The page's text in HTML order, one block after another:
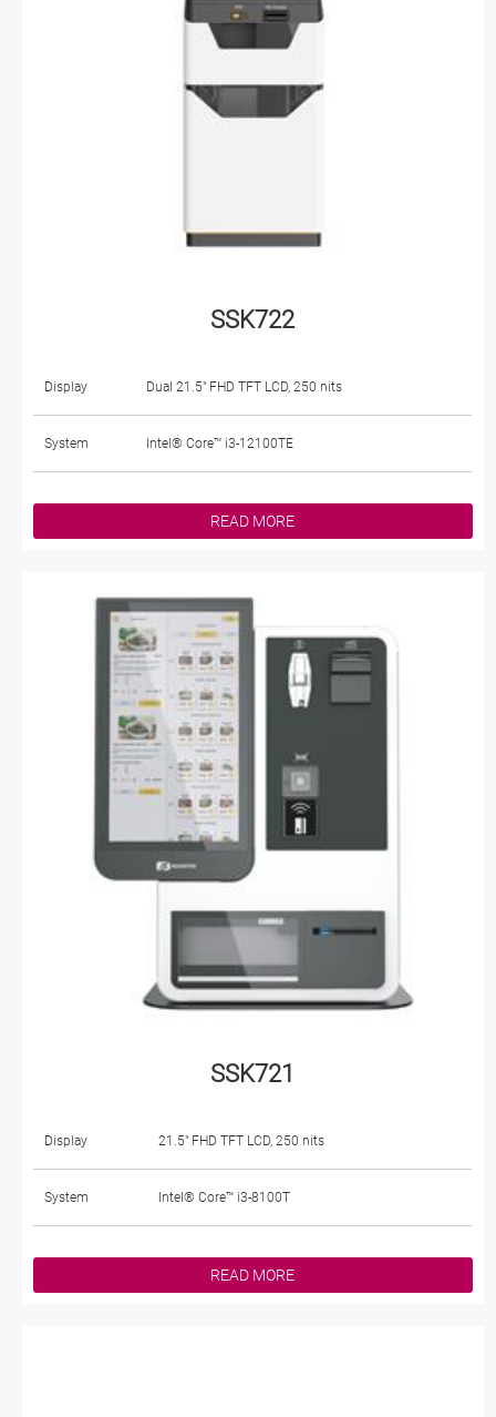
SSK722
Display Dual 21.5" FHD TFT LCD, 250 nits
System Intel® Core™ i3-12100TE
READ MORE
SSK721
Display 21.5" FHD TFT LCD, 250 nits
System Intel® Core™ i3-8100T
READ MORE